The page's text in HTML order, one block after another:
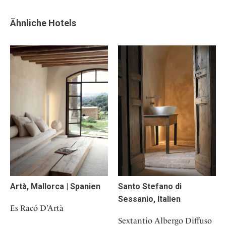
Ähnliche Hotels
Artà, Mallorca | Spanien
Es Racó D’Artà
Santo Stefano di
Sessanio, Italien
Sextantio Albergo Diffuso